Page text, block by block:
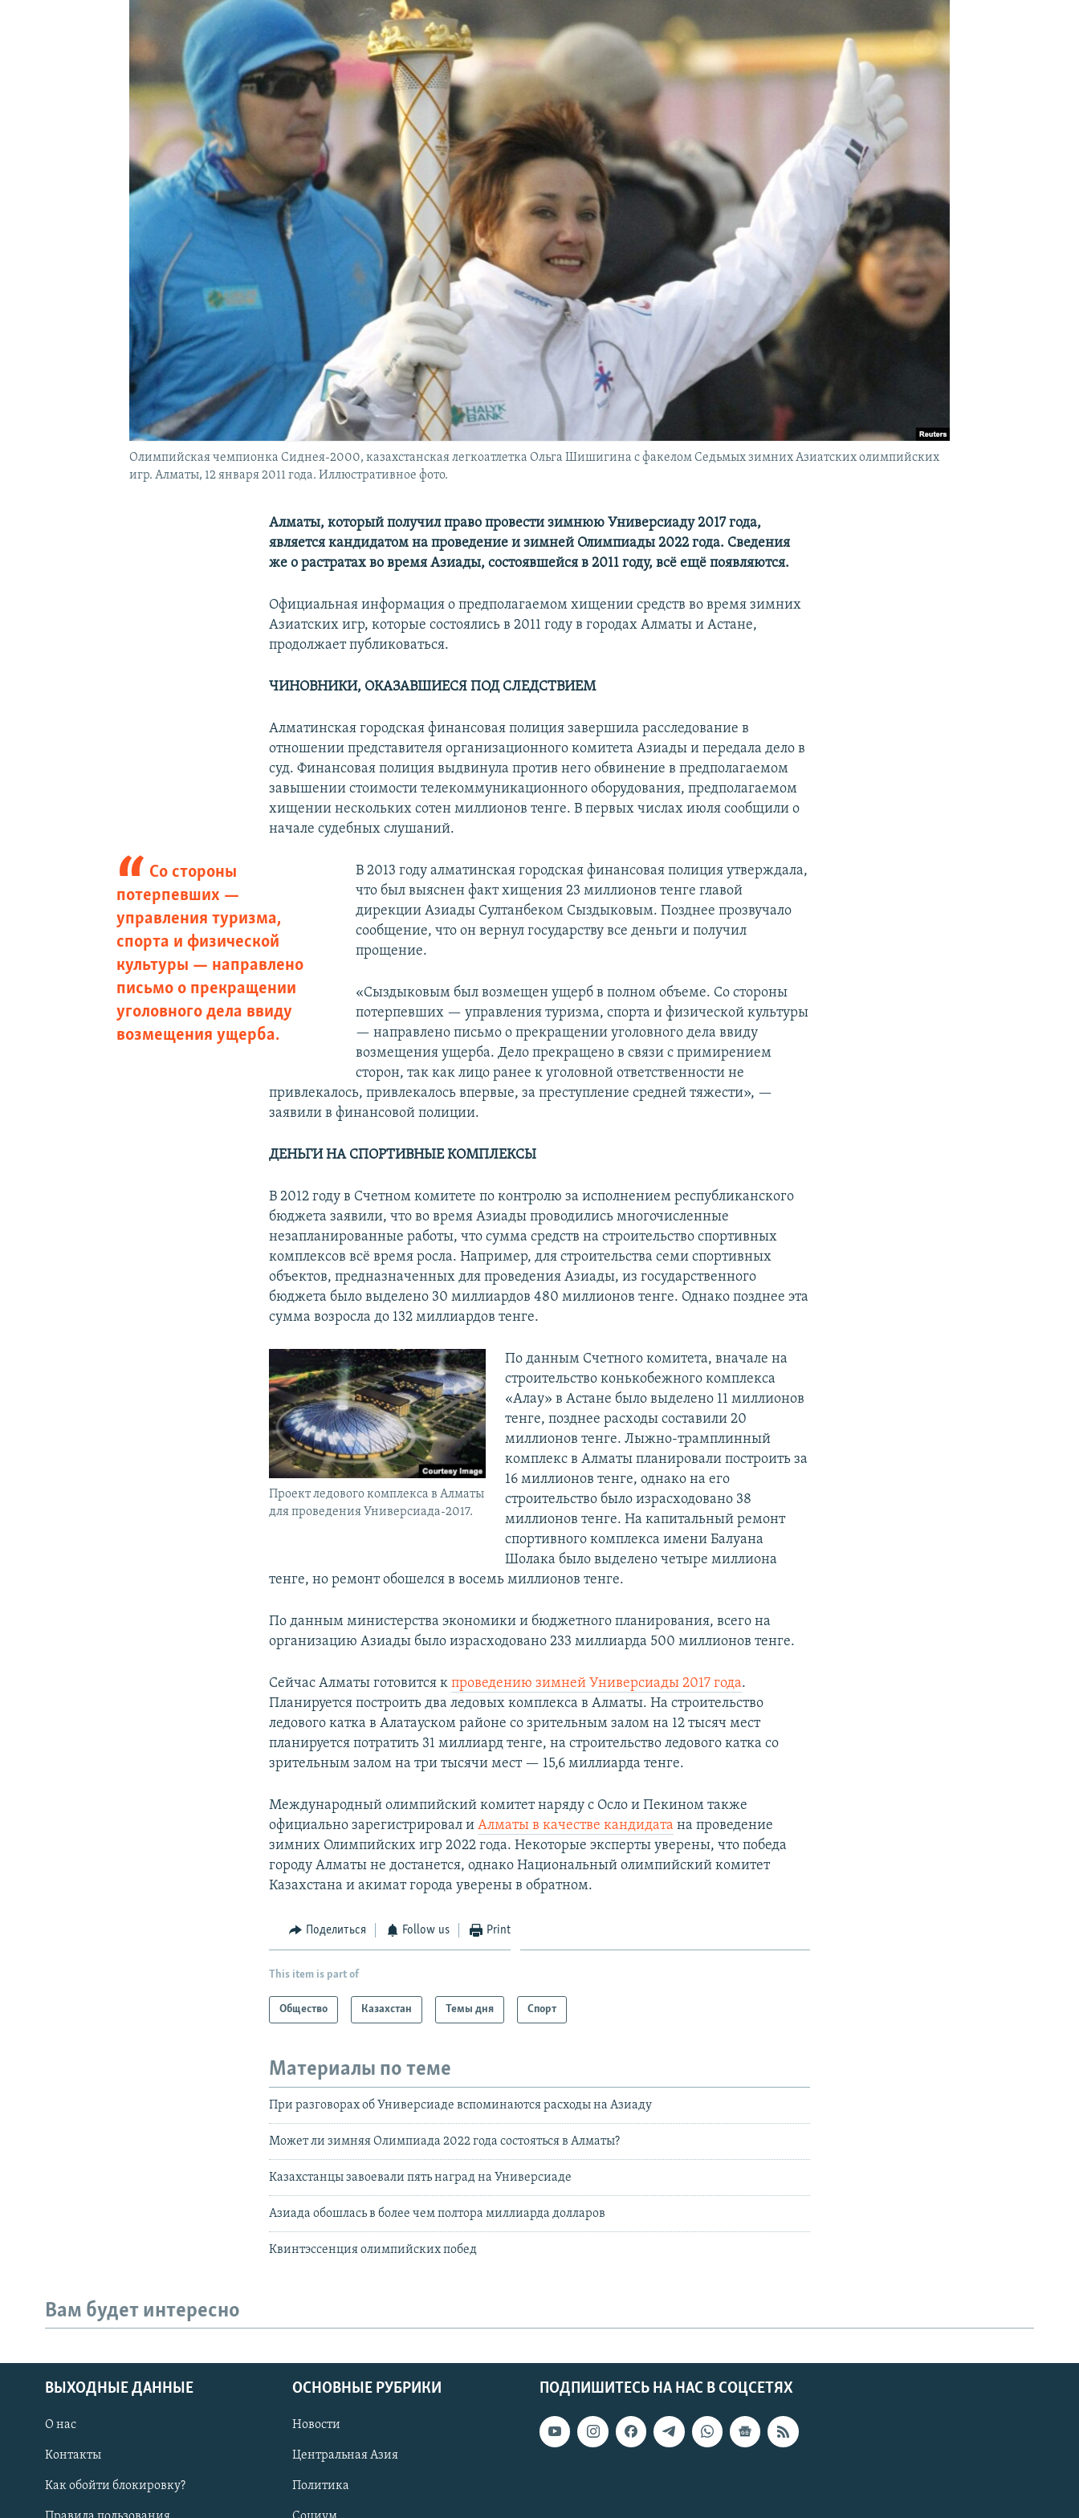
Олимпийская чемпионка Сиднея-2000, казахстанская легкоатлетка Ольга Шишигина с факелом Седьмых зимних Азиатских олимпийских
игр. Алматы, 12 января 2011 года. Иллюстративное фото.
Алматы, который получил право провести зимнюю Универсиаду 2017 года,
является кандидатом на проведение и зимней Олимпиады 2022 года. Сведения
же о растратах во время Азиады, состоявшейся в 2011 году, всё ещё появляются.
Официальная информация о предполагаемом хищении средств во время зимних
Азиатских игр, которые состоялись в 2011 году в городах Алматы и Астане,
продолжает публиковаться.
ЧИНОВНИКИ, ОКАЗАВШИЕСЯ ПОД СЛЕДСТВИЕМ
Алматинская городская финансовая полиция завершила расследование в
отношении представителя организационного комитета Азиады и передала дело в
суд. Финансовая полиция выдвинула против него обвинение в предполагаемом
завышении стоимости телекоммуникационного оборудования, предполагаемом
хищении нескольких сотен миллионов тенге. В первых числах июля сообщили о
начале судебных слушаний.
Со стороны
потерпевших —
управления туризма,
спорта и физической
культуры — направлено
письмо о прекращении
уголовного дела ввиду
возмещения ущерба.
В 2013 году алматинская городская финансовая полиция утверждала,
что был выяснен факт хищения 23 миллионов тенге главой
дирекции Азиады Султанбеком Сыздыковым. Позднее прозвучало
сообщение, что он вернул государству все деньги и получил
прощение.
«Сыздыковым был возмещен ущерб в полном объеме. Со стороны
потерпевших — управления туризма, спорта и физической культуры
— направлено письмо о прекращении уголовного дела ввиду
возмещения ущерба. Дело прекращено в связи с примирением
сторон, так как лицо ранее к уголовной ответственности не
привлекалось, привлекалось впервые, за преступление средней тяжести», —
заявили в финансовой полиции.
ДЕНЬГИ НА СПОРТИВНЫЕ КОМПЛЕКСЫ
В 2012 году в Счетном комитете по контролю за исполнением республиканского
бюджета заявили, что во время Азиады проводились многочисленные
незапланированные работы, что сумма средств на строительство спортивных
комплексов всё время росла. Например, для строительства семи спортивных
объектов, предназначенных для проведения Азиады, из государственного
бюджета было выделено 30 миллиардов 480 миллионов тенге. Однако позднее эта
сумма возросла до 132 миллиардов тенге.
Проект ледового комплекса в Алматы
для проведения Универсиада-2017.
По данным Счетного комитета, вначале на
строительство конькобежного комплекса
«Алау» в Астане было выделено 11 миллионов
тенге, позднее расходы составили 20
миллионов тенге. Лыжно-трамплинный
комплекс в Алматы планировали построить за
16 миллионов тенге, однако на его
строительство было израсходовано 38
миллионов тенге. На капитальный ремонт
спортивного комплекса имени Балуана
Шолака было выделено четыре миллиона
тенге, но ремонт обошелся в восемь миллионов тенге.
По данным министерства экономики и бюджетного планирования, всего на
организацию Азиады было израсходовано 233 миллиарда 500 миллионов тенге.
Сейчас Алматы готовится кпроведению зимней Универсиады 2017 года.
Планируется построить два ледовых комплекса в Алматы. На строительство
ледового катка в Алатауском районе со зрительным залом на 12 тысяч мест
планируется потратить 31 миллиард тенге, на строительство ледового катка со
зрительным залом на три тысячи мест — 15,6 миллиарда тенге.
Международный олимпийский комитет наряду с Осло и Пекином также
официально зарегистрировал иАлматы в качестве кандидата на проведение
зимних Олимпийских игр 2022 года. Некоторые эксперты уверены, что победа
городу Алматы не достанется, однако Национальный олимпийский комитет
Казахстана и акимат города уверены в обратном.
Поделиться Follow us Print
This item is part of
Общество Казахстан Темы дня Спорт
Материалы по теме
При разговорах об Универсиаде вспоминаются расходы на Азиаду
Может ли зимняя Олимпиада 2022 года состояться в Алматы?
Казахстанцы завоевали пять наград на Универсиаде
Азиада обошлась в более чем полтора миллиарда долларов
Квинтэссенция олимпийских побед
Вам будет интересно
ПОДПИШИТЕСЬ НА НАС В СОЦСЕТЯХ
ВЫХОДНЫЕ ДАННЫЕ
О нас
Контакты
Как обойти блокировку?
ОСНОВНЫЕ РУБРИКИ
Новости
Центральная Азия
Политика